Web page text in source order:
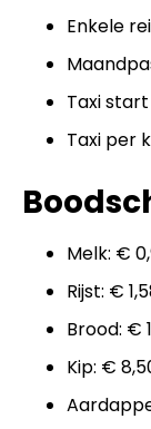
Enkele
Taxi
Taxi per
Melk: €
Rijst: €
Brood: €
Kip: €